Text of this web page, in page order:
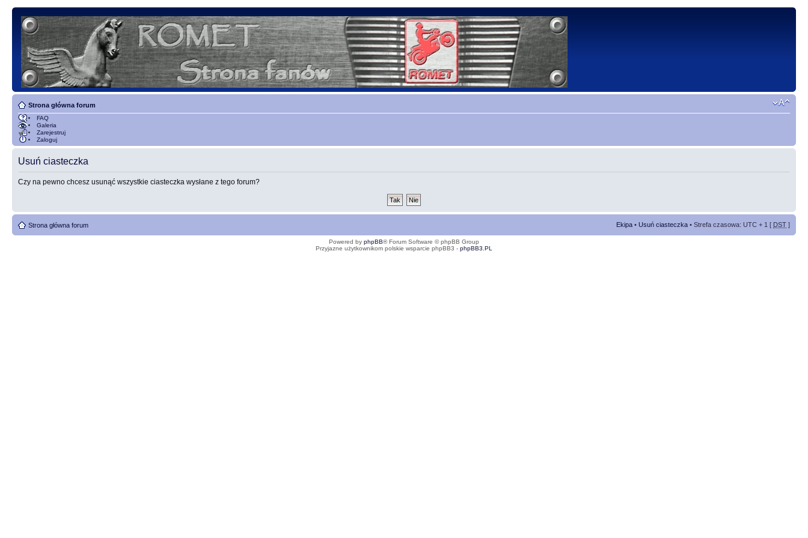
Strona główna forum
FAQ
Galeria
Zarejestruj
Zaloguj
Usuń ciasteczka
Czy na pewno chcesz usunąć wszystkie ciasteczka wysłane z tego forum?
Strona główna forum Ekipa • Usuń ciasteczka • Strefa czasowa: UTC + 1 [ DST ]
Powered by phpBB® Forum Software © phpBB Group
Przyjazne użytkownikom polskie wsparcie phpBB3 - phpBB3.PL